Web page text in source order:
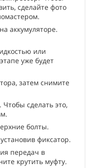
сделайте фото
аккумуляторе.
или
уже будет
затем снимите
сделать это,
болты.
фиксатор.
передач в
крутить муфту.